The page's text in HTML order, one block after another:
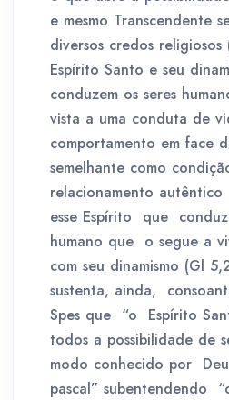
e mesmo Transcendente
diversos credos religiosos
Espírito Santo e seu
conduzem os seres
vista a uma conduta de
comportamento em face
semelhante como
relacionamento
esse Espírito que
humano que o segue a
com seu dinamismo (Gl
sustenta, ainda,
Spes que “o Espírito
todos a possibilidade de
modo conhecido por
pascal” subentendendo